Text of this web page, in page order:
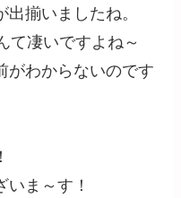
とってもかわいかっ
いるのですが、ま
くサモパンチしてご